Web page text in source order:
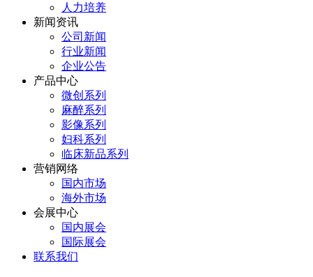
人力培养
新闻资讯
公司新闻
行业新闻
企业公告
产品中心
微创系列
麻醉系列
影像系列
妇科系列
临床新品系列
营销网络
国内市场
海外市场
会展中心
国内展会
国际展会
联系我们